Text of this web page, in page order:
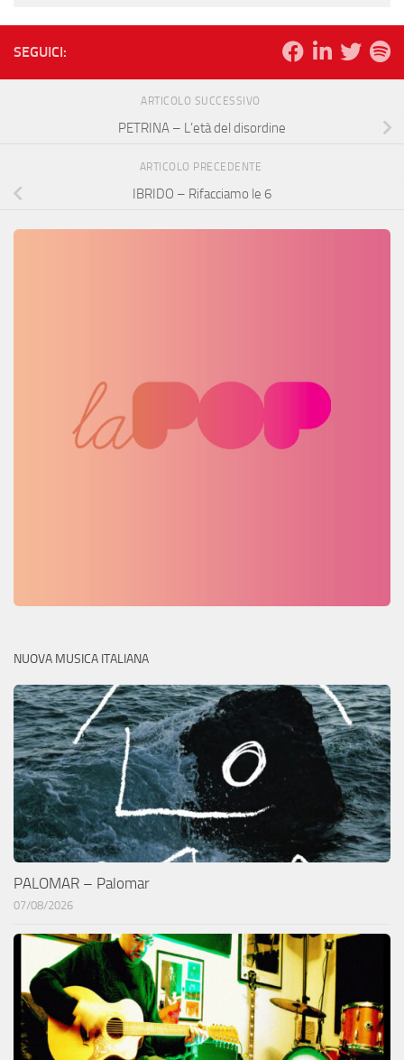
SEGUICI:
ARTICOLO SUCCESSIVO
PETRINA – L’età del disordine
ARTICOLO PRECEDENTE
IBRIDO – Rifacciamo le 6
NUOVA MUSICA ITALIANA
PALOMAR – Palomar
07/08/2026